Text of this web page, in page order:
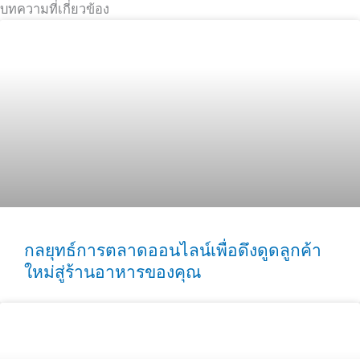
บทความที่เกี่ยวข้อง
กลยุทธ์การตลาดออนไลน์เพื่อดึงดูดลูกค้า
ใหม่สู่ร้านอาหารของคุณ